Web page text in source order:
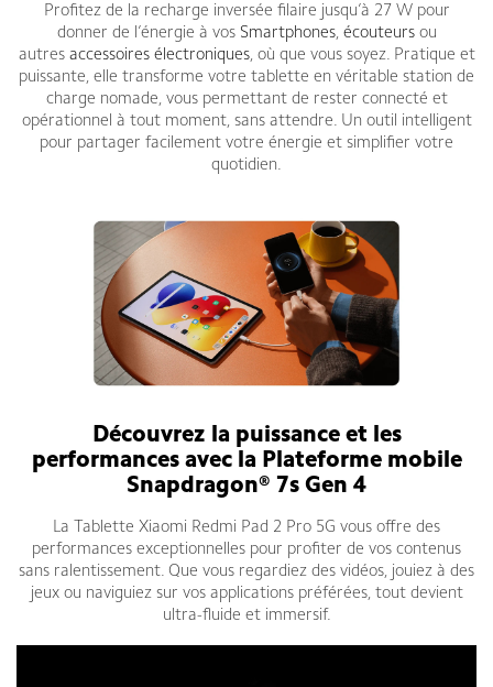
Profitez de la recharge inversée filaire jusqu’à 27 W pour
donner de l’énergie à vos Smartphones, écouteursou
autres accessoires électroniques, où que vous soyez. Pratique et
puissante, elle transforme votre tablette en véritable station de
charge nomade, vous permettant de rester connecté et
opérationnel à tout moment, sans attendre. Un outil intelligent
pour partager facilement votre énergie et simplifier votre
quotidien.
Découvrez la puissance et les
performances avec la Plateforme mobile
Snapdragon® 7s Gen 4
La Tablette Xiaomi Redmi Pad 2 Pro 5G vous offre des
performances exceptionnelles pour profiter de vos contenus
sans ralentissement. Que vous regardiez des vidéos, jouiez à des
jeux ou naviguiez sur vos applications préférées, tout devient
ultra-fluide et immersif.